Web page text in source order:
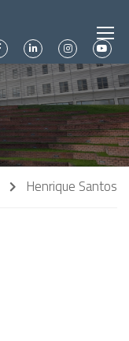
Henrique Santos